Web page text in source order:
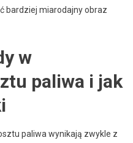
bardziej miarodajny obraz
w
paliwa i jak
paliwa wynikają zwykle z